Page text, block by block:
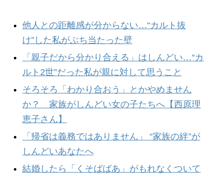
他人との距離感が分からない…“カルト抜
け”した私がぶち当たった壁
「親子だから分かり合える」はしんどい…“カ
ルト2世”だった私が親に対して思うこと
そろそろ「わかり合おう」とかやめません
か？ 家族がしんどい女の子たちへ【西原理
恵子さん】
「帰省は義務ではありません」 “家族の絆”が
しんどいあなたへ
結婚したら「くそばばあ」がもれなくついて